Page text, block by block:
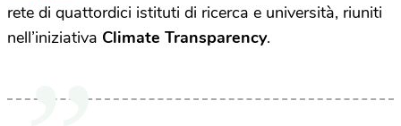
rete di quattordici istituti di ricerca e università, riuniti
nell’iniziativa Climate Transparency.